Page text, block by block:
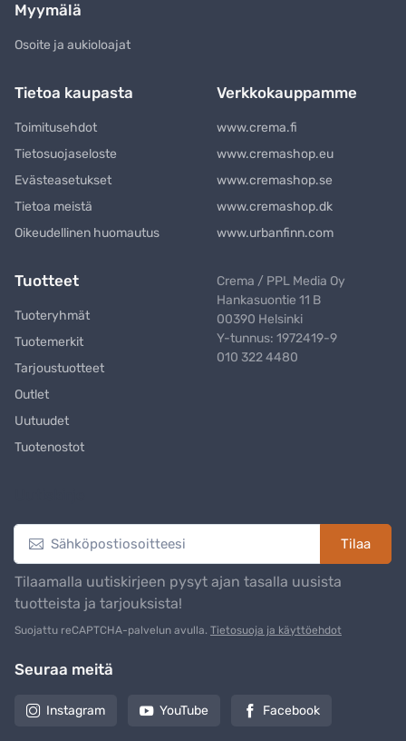
Myymälä
Osoite ja aukioloajat
Tietoa kaupasta
Toimitusehdot
Tietosuojaseloste
Evästeasetukset
Tietoa meistä
Oikeudellinen huomautus
Verkkokauppamme
www.crema.fi
www.cremashop.eu
www.cremashop.se
www.cremashop.dk
www.urbanfinn.com
Tuotteet
Tuoteryhmät
Tuotemerkit
Tarjoustuotteet
Outlet
Uutuudet
Tuotenostot
Crema / PPL Media Oy
Hankasuontie 11 B
00390 Helsinki
Y-tunnus: 1972419-9
010 322 4480
Tilaa
Tilaamalla uutiskirjeen pysyt ajan tasalla uusista
tuotteista ja tarjouksista!
Suojattu reCAPTCHA-palvelun avulla. Tietosuoja ja käyttöehdot
Seuraa meitä
Instagram YouTube Facebook